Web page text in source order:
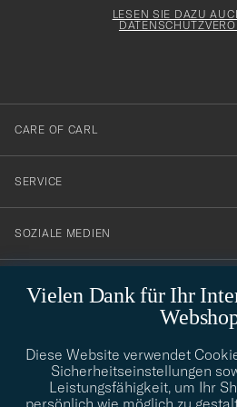
Vielen Dank für Ihr
Diese Website verwendet
Sicherheitseinstellungen
Leistungsfähigkeit, um Ihr
persönlich wie möglich zu
dig
till
vårt
nyhetsbrev!
LESEN SIE DAZU
CARE OF CARL
SERVICE
SOZIALE MEDIEN
GESCHÄFTSINFORMATIONEN
STILBERATUNG
Benötigen Sie Hilfe bei der Suche